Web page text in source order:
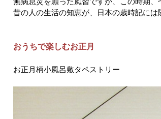
昔の人の生活の知恵が、日本の歳時記には
おうちで楽しむお正月
お正月柄小風呂敷タペストリー